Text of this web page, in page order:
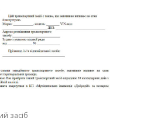
засіб